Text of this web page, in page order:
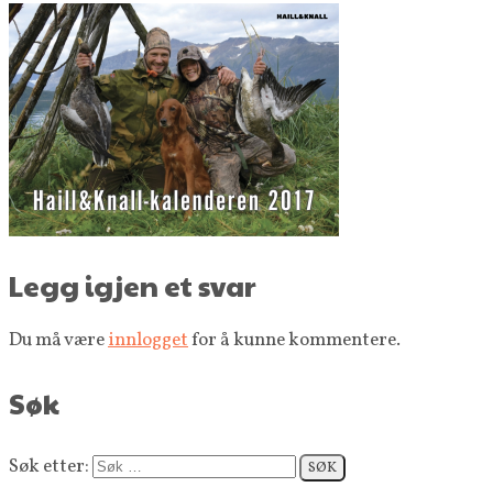
Legg igjen et svar
Du må væreinnloggetfor å kunne kommentere.
Søk
Søk etter: